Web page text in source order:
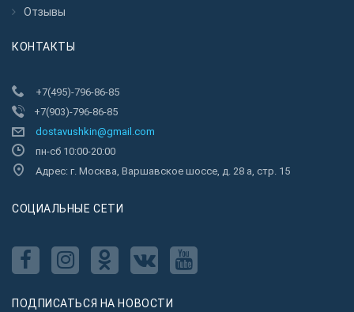
Отзывы
КОНТАКТЫ
+7(495)-796-86-85
+7(903)-796-86-85
dostavushkin@gmail.com
пн-сб 10:00-20:00
Адрес: г. Москва, Варшавское шоссе, д. 28 а, стр. 15
CОЦИАЛЬНЫЕ СЕТИ
ПОДПИСАТЬСЯ НА НОВОСТИ